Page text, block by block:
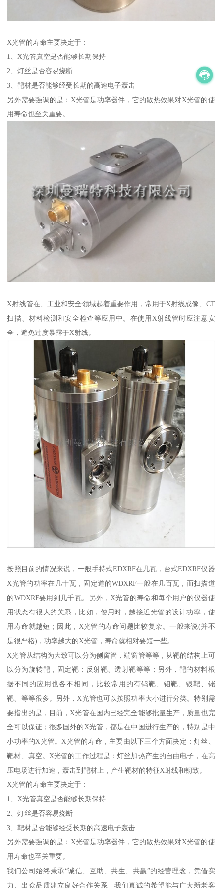
X光管的寿命主要决定于：
1、X光管真空是否能够长期保持
2、灯丝是否容易烧断
3、靶材是否能够经受长期的高速电子轰击
另外需要强调的是：X光管是功率器件，它的散热效果对X光管的使
用寿命也至关重要。
X射线管在、工业和安全领域起着重要作用，常用于X射线成像、CT
扫描、材料检测和安全检查等应用中。在使用X射线管时应注意安
全，避免过度暴露于X射线。
按照目前的情况来说，一般手持式EDXRF在几瓦，台式EDXRF仪器
X光管的功率在几十瓦，固定道的WDXRF一般在几百瓦，而扫描道
的WDXRF要用到几千瓦。另外，X光管的寿命和每个用户的仪器使
用状态有很大的关系，比如，使用时，越接近光管的设计功率，使
用寿命就越短；因此，X光管的寿命问题比较复杂。一般来说(并不
是很严格)，功率越大的X光管，寿命就相对要短一些。
X光管从结构为大致可以分为侧窗管，端窗管等等，从靶的结构上可
以分为旋转靶，固定靶；反射靶、透射靶等等；另外，靶的材料根
据不同的应用也各不相同，比较常用的有钨靶、钼靶、银靶、铑
靶、等等很多。另外，X光管也可以按照功率大小进行分类。特别需
要指出的是，目前，X光管在国内已经完全能够批量生产，质量也完
全可以保证；很多国外的X光管，都是在中国进行生产的，特别是中
小功率的X光管。X光管的寿命，主要由以下三个方面决定：灯丝、
靶材、真空。X光管的工作过程是：灯丝加热产生的自由电子，在高
压电场进行加速，轰击到靶材上，产生靶材的特征X射线和韧致。
X光管的寿命主要决定于：
1、X光管真空是否能够长期保持
2、灯丝是否容易烧断
3、靶材是否能够经受长期的高速电子轰击
另外需要强调的是：X光管是功率器件，它的散热效果对X光管的使
用寿命也至关重要。
我们公司始终秉承“诚信、互助、共生、共赢”的经营理念，凭借实
力、出众品质建立良好合作关系，我们真诚的希望能与广大新老客